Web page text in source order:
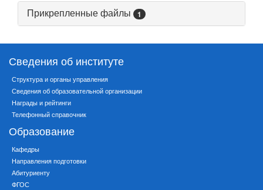
Прикрепленные файлы 1
Сведения об институте
Структура и органы управления
Сведения об образовательной организации
Награды и рейтинги
Телефонный справочник
Образование
Кафедры
Направления подготовки
Абитуриенту
ФГОС